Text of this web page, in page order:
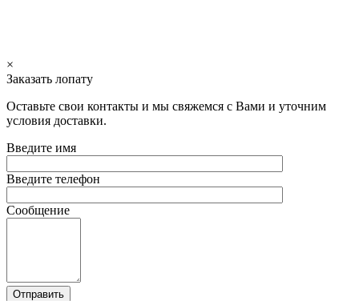
×
Заказать лопату
Оставьте свои контакты и мы свяжемся с Вами и уточним
условия доставки.
Введите имя
Введите телефон
Сообщение